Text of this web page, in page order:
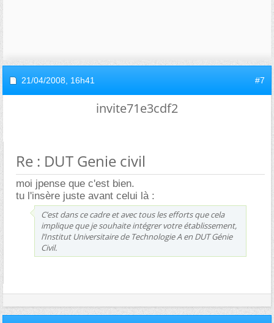
21/04/2008, 16h41 #7
invite71e3cdf2
Re : DUT Genie civil
moi jpense que c'est bien.
tu l'insère juste avant celui là :
C’est dans ce cadre et avec tous les efforts que cela
implique que je souhaite intégrer votre établissement,
l’Institut Universitaire de Technologie A en DUT Génie
Civil.